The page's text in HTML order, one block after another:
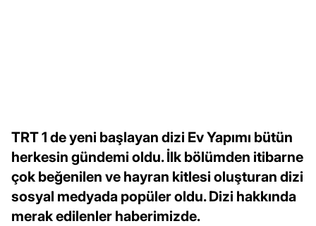
TRT 1 de yeni başlayan dizi Ev Yapımı bütün
herkesin gündemi oldu. İlk bölümden itibarne
çok beğenilen ve hayran kitlesi oluşturan dizi
sosyal medyada popüler oldu. Dizi hakkında
merak edilenler haberimizde.